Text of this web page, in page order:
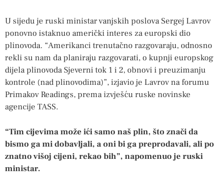
U sijedu je ruski ministar vanjskih poslova Sergej Lavrov
ponovno istaknuo američki interes za europski dio
plinovoda. “Amerikanci trenutačno razgovaraju, odnosno
rekli su nam da planiraju razgovarati, o kupnji europskog
dijela plinovoda Sjeverni tok 1 i 2, obnovi i preuzimanju
kontrole (nad plinovodima)”, izjavio je Lavrov na forumu
Primakov Readings, prema izvješću ruske novinske
agencije TASS.
“Tim cijevima može ići samo naš plin, što znači da
bismo ga mi dobavljali, a oni bi ga preprodavali, ali po
znatno višoj cijeni, rekao bih”, napomenuo je ruski
ministar.